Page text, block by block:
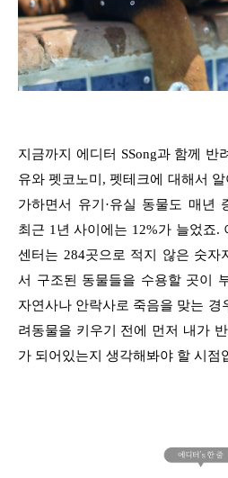
지금까지 에디터 SSong과 함께 반
유와 펫코노미, 펫테크에 대해서
가하면서 유기·유실 동물도 매년
최근 1년 사이에는 12%가 늘었죠.
센터는 284곳으로 적지 않은 숫자
서 구조된 동물들을 수용할 곳이
자연사나 안락사로 죽음을 맞는 경
려동물을 키우기 전에 먼저 내가
가 되어있는지 생각해봐야 할 시점